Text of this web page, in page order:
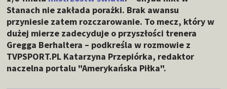
Stanach nie zakłada porażki. Brak awansu
przyniesie zatem rozczarowanie. To mecz, który w
dużej mierze zadecyduje o przyszłości trenera
Gregga Berhaltera – podkreśla w rozmowie z
TVPSPORT.PL Katarzyna Przepiórka, redaktor
naczelna portalu "Amerykańska Piłka".